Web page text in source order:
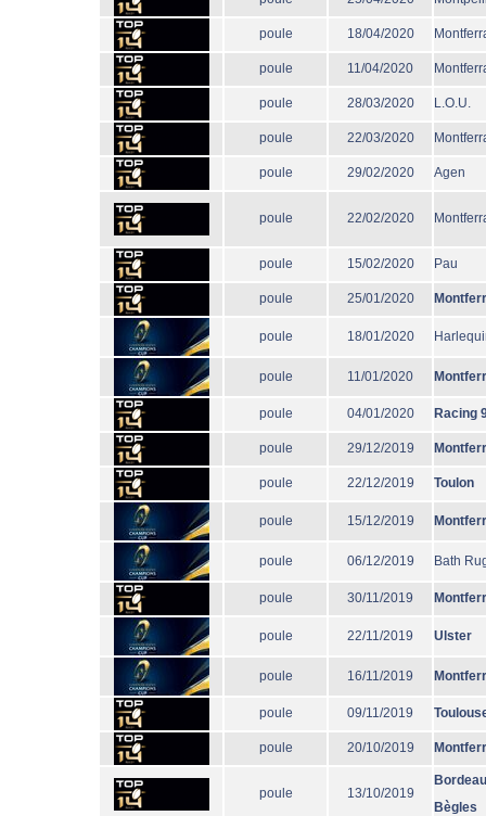
poule 18/04/2020
poule 11/04/2020
poule 28/03/2020 L.O.U.
poule 22/03/2020
poule 29/02/2020 Agen
poule 22/02/2020
poule 15/02/2020 Pau
poule 25/01/2020
poule 18/01/2020
poule 11/01/2020
poule 04/01/2020 Racing
poule 29/12/2019
poule 22/12/2019 Toulon
poule 15/12/2019
poule 06/12/2019 Bath
poule 30/11/2019
poule 22/11/2019 Ulster
poule 16/11/2019
poule 09/11/2019
poule 20/10/2019
poule 13/10/2019
Bègles